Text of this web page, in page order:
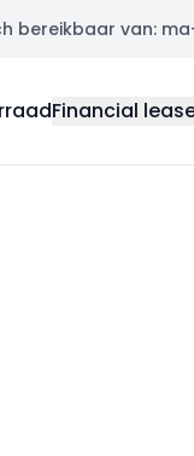
bereikbaar van:
Financial